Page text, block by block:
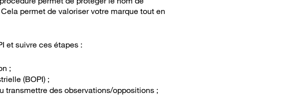
permet de valoriser votre marque tout en
et suivre ces étapes :
;
(BOPI) ;
transmettre des observations/oppositions ;